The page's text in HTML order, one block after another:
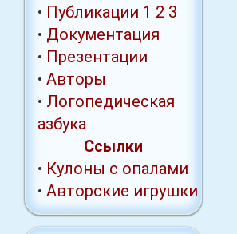
• Публикации 1 2 3
• Документация
• Презентации
• Авторы
• Логопедическая
азбука
Ссылки
• Кулоны с опалами
• Авторские игрушки